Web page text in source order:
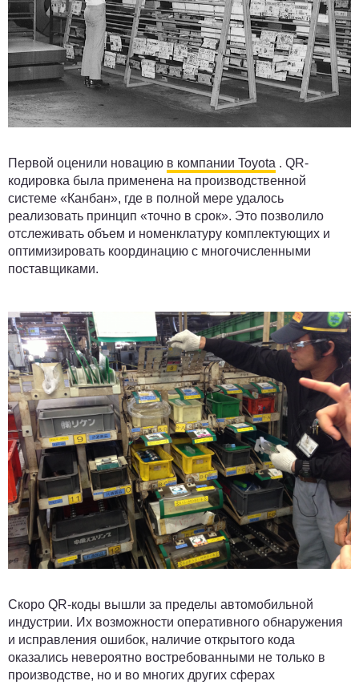
Первой оценили новацию в компании Toyota . QR-
кодировка была применена на производственной
системе «Канбан», где в полной мере удалось
реализовать принцип «точно в срок». Это позволило
отслеживать объем и номенклатуру комплектующих и
оптимизировать координацию с многочисленными
поставщиками.
Скоро QR-коды вышли за пределы автомобильной
индустрии. Их возможности оперативного обнаружения
и исправления ошибок, наличие открытого кода
оказались невероятно востребованными не только в
производстве, но и во многих других сферах